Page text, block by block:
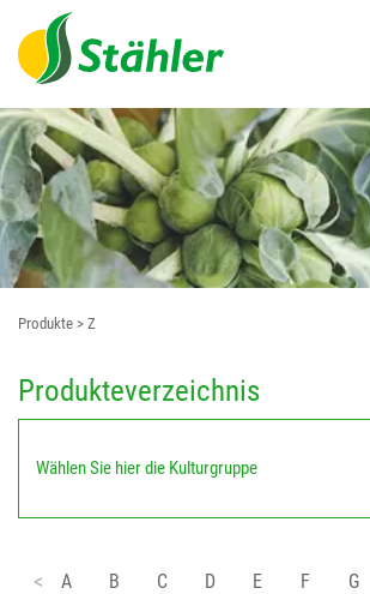
Produkte > Z
Produkteverzeichnis
Wählen Sie hier die Kulturgruppe
A B C D E F G